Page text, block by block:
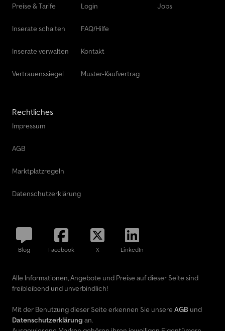
Preise & Tarife
Inserate schalten
Inserate verwalten
Vertrauenssiegel
Login
FAQ/Hilfe
Kontakt
Muster-Kaufvertrag
Jobs
Rechtliches
Impressum
AGB
Marktplatzregeln
Datenschutzerklärung
Blog Facebook X LinkedIn
Alle Informationen, Angebote und Preise auf dieser Seite sind
freibleibend und unverbindlich!
Mit der Benutzung dieser Seite erkennen Sie unsere AGB und
Datenschutzerklärung an.